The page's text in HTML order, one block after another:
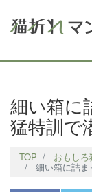
細い箱に
猛特訓で
TOP おもし
細い箱に詰ま